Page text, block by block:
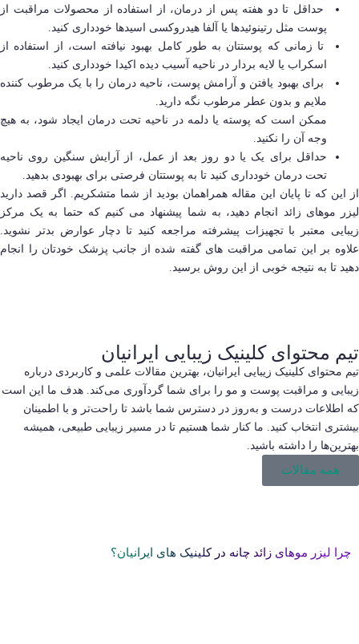
حداقل تا دو هفته پس از درمان، از استفاده از محصولات مراقبت از
پوست مثل رتینوئیدها یا آلفا هیدروکسی اسیدها خودداری کنید.
تا زمانی که پوستتان به طور کامل بهبود نیافته است، از استفاده از
اسکراب یا لایه بردار در ناحیه آسیب دیده اکیدا خودداری کنید.
برای بهبود یافتن و آرامش پوست، ناحیه درمان را با یک مرطوب کننده
ملایم و بدون عطر مرطوب نگه دارید.
ممکن است که پوسته یا دلمه در ناحیه تحت درمان ایجاد شود، به هیچ
وجه آن را نکنید.
حداقل برای یک یا دو روز بعد از عمل، از آرایش سنگین روی ناحیه
تحت درمان خودداری کنید تا به پوستتان فرصتی برای بهبودی بدهید.
از این که تا پایان این مقاله همراهمان بودید از شما متشکریم. اگر قصد دارید
لیزر موهای زائد انجام دهید، به شما پیشنهاد می کنیم که حتما به یک مرکز
زیبایی معتبر با تجهیزات پیشرفته مراجعه کنید تا دچار عوارض بدتر نشوید.
علاوه بر این تمامی مراقبت های گفته شده از جانب پزشک خودتان را انجام
دهید تا به نتیجه خوبی از این روش برسید.
تیم محتوای کلینیک زیبایی ایرانیان
تیم محتوای کلینیک زیبایی ایرانیان، بهترین مقالات علمی و کاربردی درباره
زیبایی و مراقبت پوست و مو را برای شما گردآوری می‌کند. هدف ما این است
که اطلاعات درست و به‌روز در دسترس شما باشد تا راحت‌تر و با اطمینان
بیشتری انتخاب کنید. ما کنار شما هستیم تا در مسیر زیبایی طبیعی، همیشه
بهترین‌ها را داشته باشید.
همه مقالات
چرا لیزر موهای زائد چانه در کلینیک های ایرانیان؟